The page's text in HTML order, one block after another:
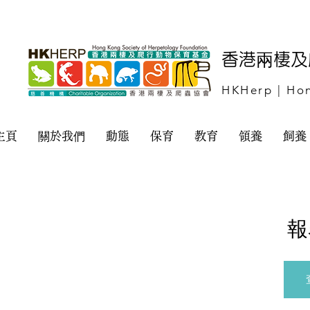
香港兩棲
HKHerp |
頁 關於我們 動態 保育 教育 領養 飼養